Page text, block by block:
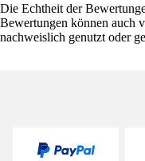
Die Echtheit der
Bewertungen können auch
nachweislich genutzt oder